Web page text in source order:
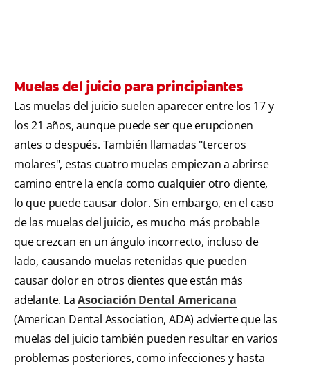
Muelas del juicio para principiantes
Las muelas del juicio suelen aparecer entre los 17 y
los 21 años, aunque puede ser que erupcionen
antes o después. También llamadas "terceros
molares", estas cuatro muelas empiezan a abrirse
camino entre la encía como cualquier otro diente,
lo que puede causar dolor. Sin embargo, en el caso
de las muelas del juicio, es mucho más probable
que crezcan en un ángulo incorrecto, incluso de
lado, causando muelas retenidas que pueden
causar dolor en otros dientes que están más
adelante. LaAsociación Dental Americana
(American Dental Association, ADA) advierte que las
muelas del juicio también pueden resultar en varios
problemas posteriores, como infecciones y hasta